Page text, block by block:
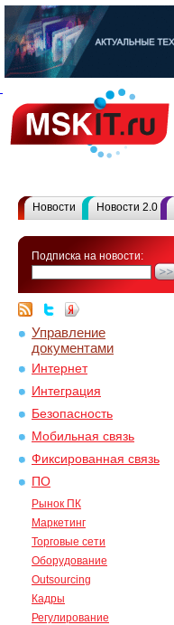
Новости Новости 2.0
Подписка на новости:
Управление
документами
Интернет
Интеграция
Безопасность
Мобильная связь
Фиксированная связь
ПО
Рынок ПК
Маркетинг
Торговые сети
Оборудование
Outsourcing
Кадры
Регулирование